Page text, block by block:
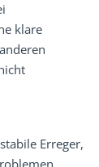
klare
Erreger,